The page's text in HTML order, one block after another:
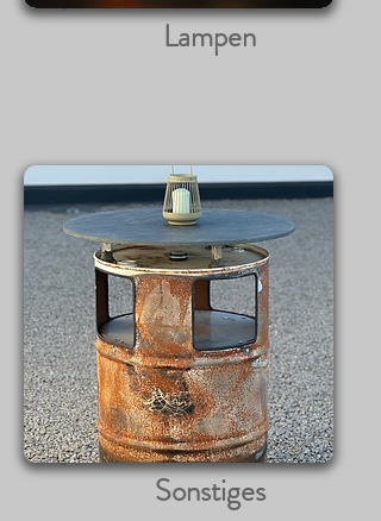
Lampen
Sonstiges